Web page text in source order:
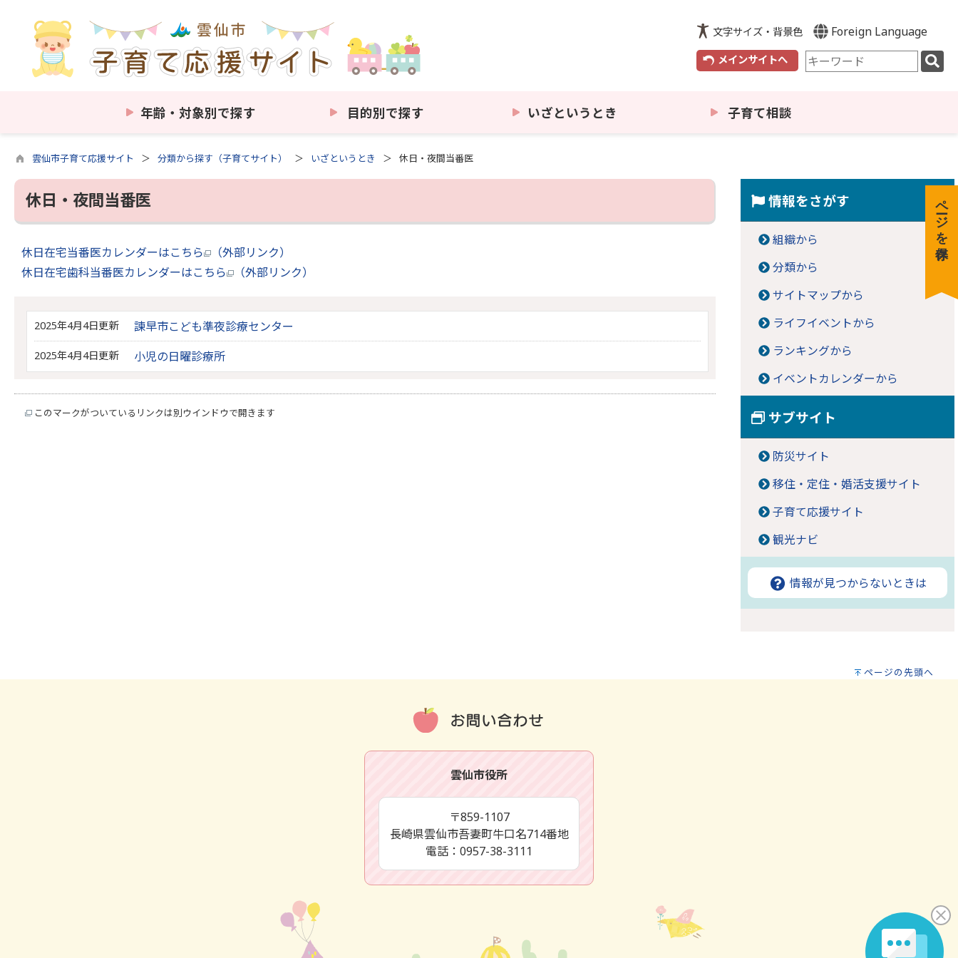
文字サイズ・背景色 Foreign Language
メインサイトへ
検
索
年齢・対象別で探す 目的別で探す いざというとき 子育て相談
雲仙市子育て応援サイト 分類から探す（子育てサイト） いざというとき 休日・夜間当番医
休日・夜間当番医
休日在宅当番医カレンダーはこちら （外部リンク）
休日在宅歯科当番医カレンダーはこちら （外部リンク）
2025年4月4日更新 諫早市こども準夜診療センター
2025年4月4日更新 小児の日曜診療所
このマークがついているリンクは別ウインドウで開きます
情報をさがす
組織から
分類から
サイトマップから
ライフイベントから
ランキングから
イベントカレンダーから
サブサイト
防災サイト
移住・定住・婚活支援サイト
子育て応援サイト
観光ナビ
情報が見つからないときは
ページの先頭へ
雲仙市役所
〒859-1107
長崎県雲仙市吾妻町牛口名714番地
電話：0957-38-3111
ページを保存